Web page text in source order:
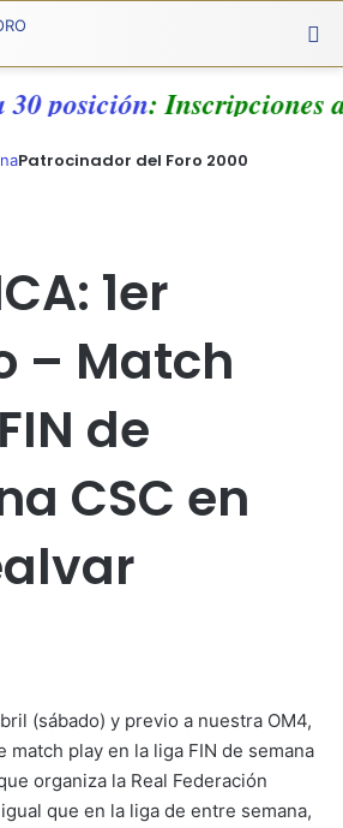
30 posición:
Patrocinador del Foro 2000
1er
– Match
de
CSC en
(sábado) y previo a nuestra OM4,
match play en la liga FIN de semana
organiza la Real Federación
que en la liga de entre semana,